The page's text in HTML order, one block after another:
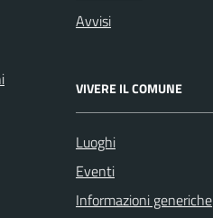
Avvisi
VIVERE IL COMUNE
Luoghi
Eventi
Informazioni generiche